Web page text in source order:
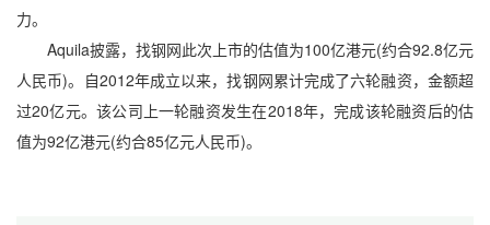
力。
Aquila披露，找钢网此次上市的估值为100亿港元(约合92.8亿元
人民币)。自2012年成立以来，找钢网累计完成了六轮融资，金额超
过20亿元。该公司上一轮融资发生在2018年，完成该轮融资后的估
值为92亿港元(约合85亿元人民币)。